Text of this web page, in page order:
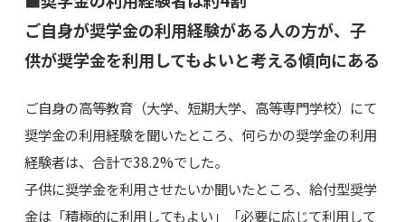
ご自身が奨学金の利用経験がある人の方が、子
供が奨学金を利用してもよいと考える傾向にある
ご自身の高等教育（大学、短期大学、高等専門学校）にて
奨学金の利用経験を聞いたところ、何らかの奨学金の利用
経験者は、合計で38.2%でした。
子供に奨学金を利用させたいか聞いたところ、給付型奨学
金は「積極的に利用してもよい」「必要に応じて利用して